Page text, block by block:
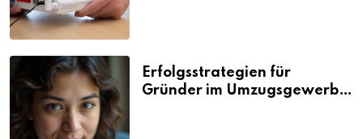
Erfolgsstrategien für
Gründer im Umzugsgewerbe